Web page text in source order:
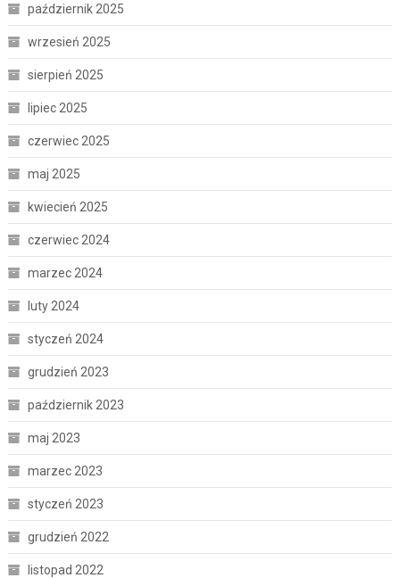
październik 2025
wrzesień 2025
sierpień 2025
lipiec 2025
czerwiec 2025
maj 2025
kwiecień 2025
czerwiec 2024
marzec 2024
luty 2024
styczeń 2024
grudzień 2023
październik 2023
maj 2023
marzec 2023
styczeń 2023
grudzień 2022
listopad 2022